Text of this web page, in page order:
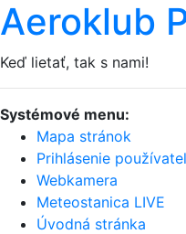
Aeroklub
Keď lietať, tak s nami!
Systémové menu:
Mapa stránok
Prihlásenie
Webkamera
Meteostanica LIVE
Úvodná stránka